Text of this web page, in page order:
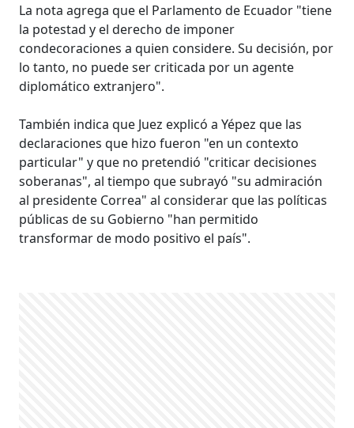
La nota agrega que el Parlamento de Ecuador "tiene
la potestad y el derecho de imponer
condecoraciones a quien considere. Su decisión, por
lo tanto, no puede ser criticada por un agente
diplomático extranjero".
También indica que Juez explicó a Yépez que las
declaraciones que hizo fueron "en un contexto
particular" y que no pretendió "criticar decisiones
soberanas", al tiempo que subrayó "su admiración
al presidente Correa" al considerar que las políticas
públicas de su Gobierno "han permitido
transformar de modo positivo el país".